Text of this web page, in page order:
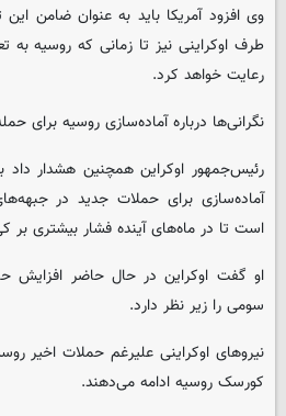
وی افزود آمریکا باید به عنوان ضامن
طرف اوکراینی نیز تا زمانی که روسیه به
رعایت خواهد کرد.
نگرانی‌ها درباره آماده‌سازی روسیه برای
رئیس‌جمهور اوکراین همچنین هشدار
آماده‌سازی برای حملات جدید در
است تا در ماه‌های آینده فشار بیشتری بر
او گفت اوکراین در حال حاضر افزایش
سومی را زیر نظر دارد.
نیروهای اوکراینی علیرغم حملات اخیر
کورسک روسیه ادامه می‌دهند.